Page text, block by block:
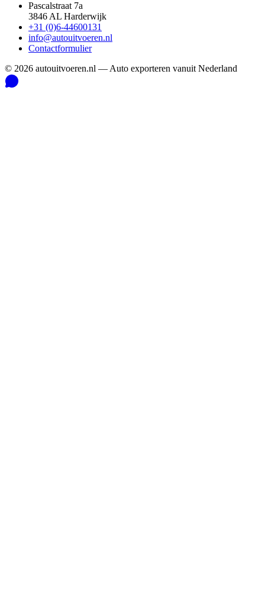
Pascalstraat 7a
3846 AL Harderwijk
+31 (0)6-44600131
info@autouitvoeren.nl
Contactformulier
© 2026 autouitvoeren.nl — Auto exporteren vanuit Nederland